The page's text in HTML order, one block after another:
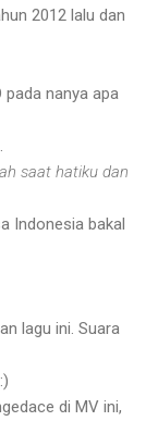
2012 lalu dan
nanya apa
saat hatiku dan
Indonesia bakal
lagu ini. Suara
di MV ini,